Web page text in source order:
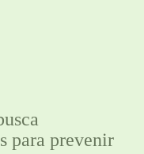
para prevenir